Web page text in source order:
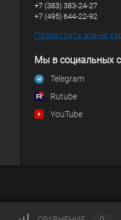
+7 (383) 383-24-27
+7 (495) 644-22-92
Посмотреть все на
Мы в социальных
Telegram
Rutube
YouTube